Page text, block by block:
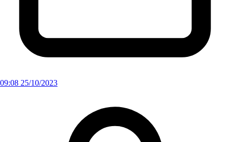
09:08 25/10/2023